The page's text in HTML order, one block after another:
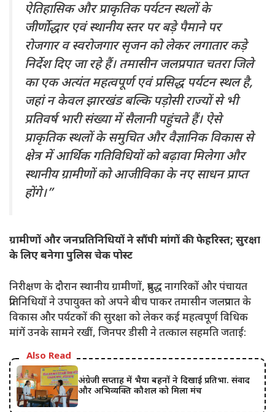
ऐतिहासिक और प्राकृतिक पर्यटन स्थलों के
जीर्णोद्धार एवं स्थानीय स्तर पर बड़े पैमाने पर
रोजगार व स्वरोजगार सृजन को लेकर लगातार कड़े
निर्देश दिए जा रहे हैं। तमासीन जलप्रपात चतरा जिले
का एक अत्यंत महत्वपूर्ण एवं प्रसिद्ध पर्यटन स्थल है,
जहां न केवल झारखंड बल्कि पड़ोसी राज्यों से भी
प्रतिवर्ष भारी संख्या में सैलानी पहुंचते हैं। ऐसे
प्राकृतिक स्थलों के समुचित और वैज्ञानिक विकास से
क्षेत्र में आर्थिक गतिविधियों को बढ़ावा मिलेगा और
स्थानीय ग्रामीणों को आजीविका के नए साधन प्राप्त
होंगे।”
ग्रामीणों और जनप्रतिनिधियों ने सौंपी मांगों की फेहरिस्त; सुरक्षा
के लिए बनेगा पुलिस चेक पोस्ट
निरीक्षण के दौरान स्थानीय ग्रामीणों, प्रबुद्ध नागरिकों और पंचायत
प्रतिनिधियों ने उपायुक्त को अपने बीच पाकर तमासीन जलप्रपात के
विकास और पर्यटकों की सुरक्षा को लेकर कई महत्वपूर्ण विधिक
मांगें उनके सामने रखीं, जिनपर डीसी ने तत्काल सहमति जताई:
Also Read
अंग्रेजी सप्ताह में भैया बहनों ने दिखाई प्रतिभा. संवाद
और अभिव्यक्ति कौशल को मिला मंच